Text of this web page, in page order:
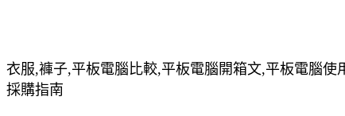
衣服,褲子,平板電腦比較,平板電腦開箱文,平板電腦
採購指南